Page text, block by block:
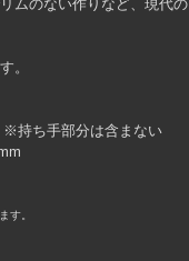
ムのない作りなど、現代
。
※持ち手部分は含まない
す。